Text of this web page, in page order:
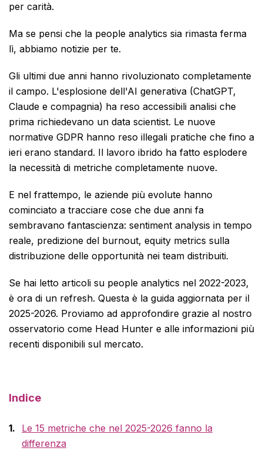
per carità.
Ma se pensi che la people analytics sia rimasta ferma
lì, abbiamo notizie per te.
Gli ultimi due anni hanno rivoluzionato completamente
il campo. L'esplosione dell'AI generativa (ChatGPT,
Claude e compagnia) ha reso accessibili analisi che
prima richiedevano un data scientist. Le nuove
normative GDPR hanno reso illegali pratiche che fino a
ieri erano standard. Il lavoro ibrido ha fatto esplodere
la necessità di metriche completamente nuove.
E nel frattempo, le aziende più evolute hanno
cominciato a tracciare cose che due anni fa
sembravano fantascienza: sentiment analysis in tempo
reale, predizione del burnout, equity metrics sulla
distribuzione delle opportunità nei team distribuiti.
Se hai letto articoli su people analytics nel 2022-2023,
è ora di un refresh. Questa è la guida aggiornata per il
2025-2026. Proviamo ad approfondire grazie al nostro
osservatorio come Head Hunter e alle informazioni più
recenti disponibili sul mercato.
Indice
Le 15 metriche che nel 2025-2026 fanno la
differenza